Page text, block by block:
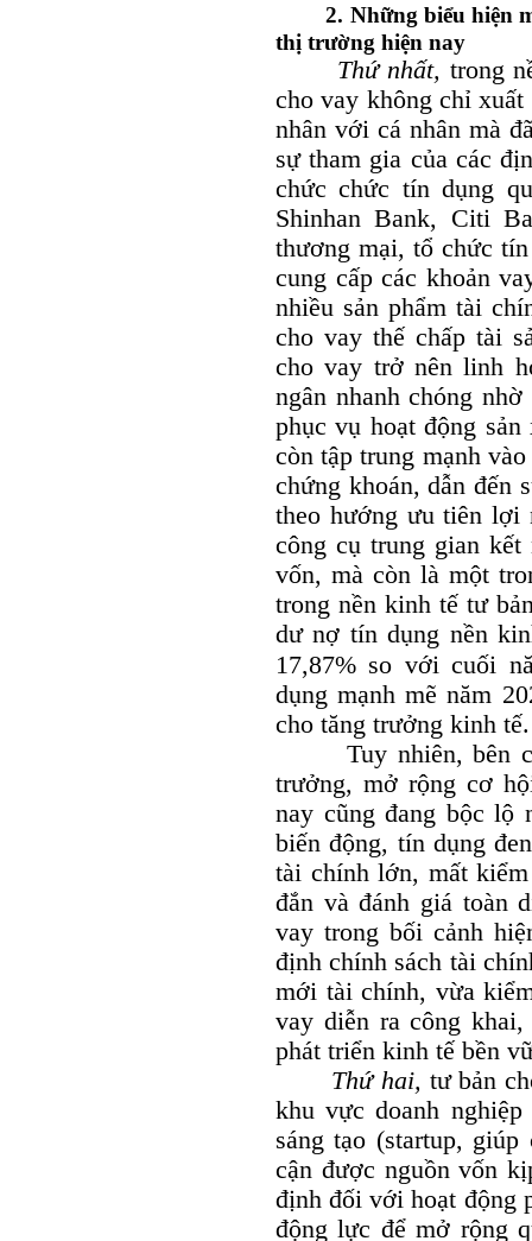
2. Những biểu hiện
thị trường hiện nay
Thứ nhất, trong
cho vay không chỉ
nhân với cá nhân mà
sự tham gia của các
chức chức tín dụng
Shinhan Bank, Citi
thương mại, tổ chức
cung cấp các khoản
nhiều sản phẩm tài
cho vay thế chấp tài
cho vay trở nên linh
ngân nhanh chóng
phục vụ hoạt động
còn tập trung mạnh
chứng khoán, dẫn đến
theo hướng ưu tiên lợi
công cụ trung gian
vốn, mà còn là một
trong nền kinh tế tư
dư nợ tín dụng nền
17,87% so với cuối
dụng mạnh mẽ năm
cho tăng trưởng kinh tế.
Tuy nhiên, bên
trưởng, mở rộng cơ
nay cũng đang bộc lộ
biến động, tín dụng
tài chính lớn, mất
đắn và đánh giá toàn
vay trong bối cảnh
định chính sách tài
mới tài chính, vừa
vay diễn ra công
phát triển kinh tế bền
Thứ hai, tư bản
khu vực doanh
sáng tạo (startup,
cận được nguồn vốn
định đối với hoạt động
động lực để mở rộng